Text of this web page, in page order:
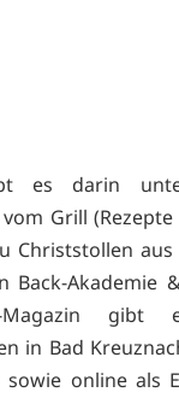
es darin
Grill
Christstollen
Back-Akademie
Magazin
in Bad
sowie online als